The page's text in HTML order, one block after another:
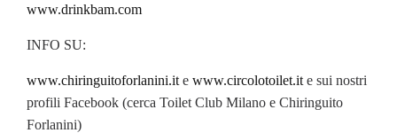
www.drinkbam.com
INFO SU:
www.chiringuitoforlanini.it e www.circolotoilet.it e sui nostri
profili Facebook (cerca Toilet Club Milano e Chiringuito
Forlanini)